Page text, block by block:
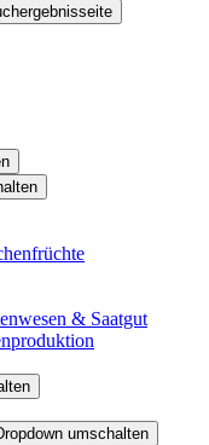
& Saatgut
umschalten